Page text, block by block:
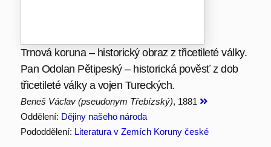
Trnová koruna – historický obraz z třicetileté války.
Pan Odolan Pětipeský – historická pověsť z dob
třicetileté války a vojen Tureckých.
Beneš Václav (pseudonym Třebízský), 1881
Oddělení: Dějiny našeho národa
Pododdělení: Literatura v Zemích Koruny české